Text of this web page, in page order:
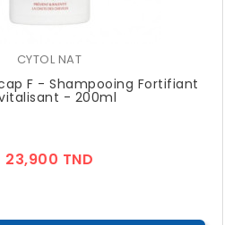
CYTOL NAT
F - Shampooing Fortifiant
- 200ml
23,900 TND